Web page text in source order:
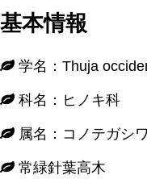
基本情報
学名：Thuja
科名：ヒノキ科
属名：コノテガシ
常緑針葉高木